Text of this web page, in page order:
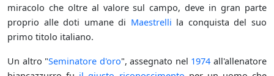
miracolo che oltre al valore sul campo, deve in gran parte
proprio alle doti umane di Maestrelli la conquista del suo
primo titolo italiano.
Un altro "Seminatore d'oro", assegnato nel 1974 all'allenatore